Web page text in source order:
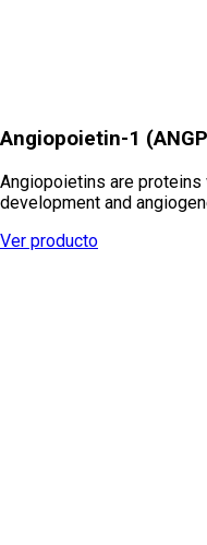
Angiopoietin-1
Angiopoietins are
development and
Ver producto